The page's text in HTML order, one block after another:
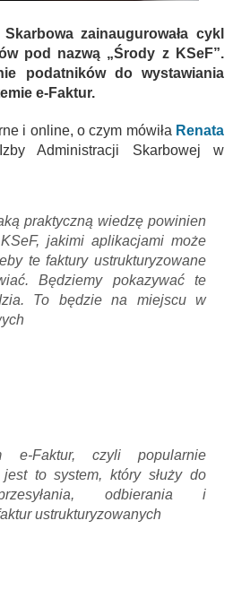
zainaugurowała cykl
pod nazwą „Środy z KSeF”.
podatników do wystawiania
e-Faktur.
i online, o czym mówiła Renata
Administracji Skarbowej w
praktyczną wiedzę powinien
jakimi aplikacjami może
te faktury ustrukturyzowane
Będziemy pokazywać te
To będzie na miejscu w
e-Faktur, czyli popularnie
to system, który służy do
odbierania i
ustrukturyzowanych